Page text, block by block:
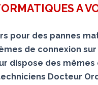
A
pour des pannes
de connexion
dispose des
Docteur